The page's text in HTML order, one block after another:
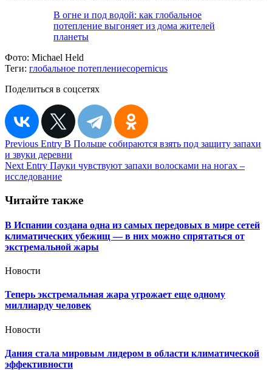
В огне и под водой: как глобальное
потепление выгоняет из дома жителей
планеты
Фото: Michael Held
Теги: глобальное потеплениеcopernicus
Поделиться в соцсетях
Навигация
по
записям
Previous Entry В Польше собираются взять под защиту запахи
и звуки деревни
Next Entry Пауки чувствуют запахи волосками на ногах –
исследование
Читайте также
В Испании создана одна из самых передовых в мире сетей
климатических убежищ — в них можно спрятаться от
экстремальной жары
Новости
Теперь экстремальная жара угрожает еще одному
миллиарду человек
Новости
Дания стала мировым лидером в области климатической
эффективности